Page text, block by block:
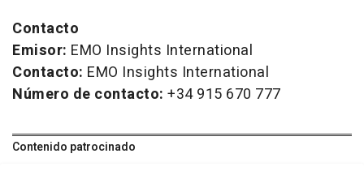
Contacto
Emisor: EMO Insights International
Contacto: EMO Insights International
Número de contacto: +34 915 670 777
Contenido patrocinado